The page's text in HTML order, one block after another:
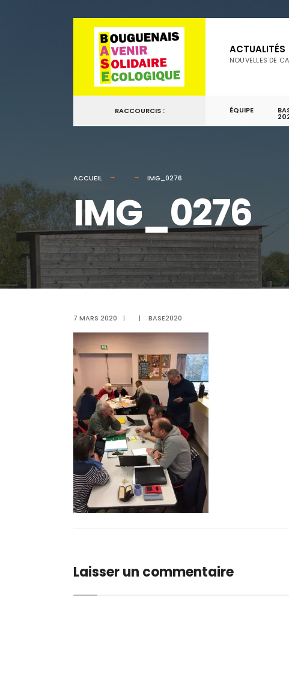
Passer
contenu
ACTUALITÉS
NOUVELLES DE
RACCOURCIS : ÉQUIPE
ACCUEIL IMG_0276
IMG_0276
7 MARS 2020 | | BASE2020
Laisser un commentaire